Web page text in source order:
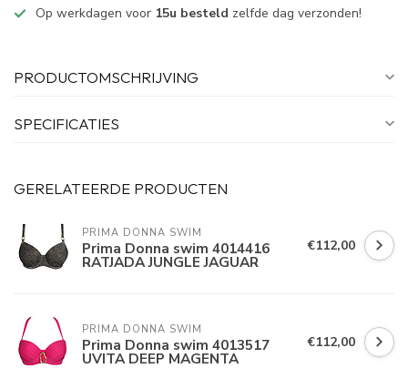
Op werkdagen voor 15u besteld zelfde dag verzonden!
PRODUCTOMSCHRIJVING
SPECIFICATIES
GERELATEERDE PRODUCTEN
PRIMA DONNA SWIM
Prima Donna swim 4014416
RATJADA JUNGLE JAGUAR
€112,00
PRIMA DONNA SWIM
Prima Donna swim 4013517
UVITA DEEP MAGENTA
€112,00